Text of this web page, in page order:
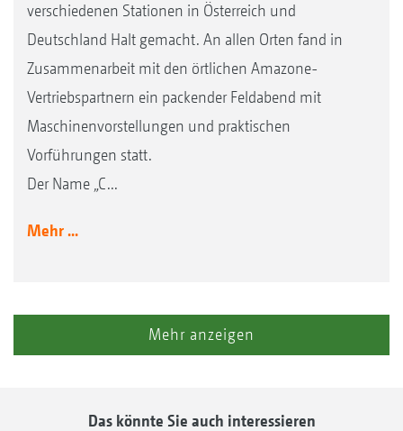
verschiedenen Stationen in Österreich und
Deutschland Halt gemacht. An allen Orten fand in
Zusammenarbeit mit den örtlichen Amazone-
Vertriebspartnern ein packender Feldabend mit
Maschinenvorstellungen und praktischen
Vorführungen statt.
Der Name „C...
Mehr ...
Mehr anzeigen
Das könnte Sie auch interessieren